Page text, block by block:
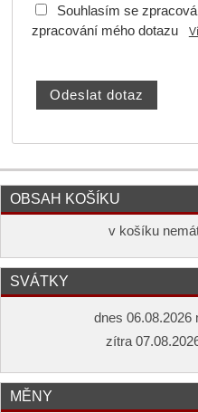
Souhlasím se
zpracování mého dotazu
OBSAH KOŠÍKU
v košíku
SVÁTKY
dnes
zítra
MĚNY